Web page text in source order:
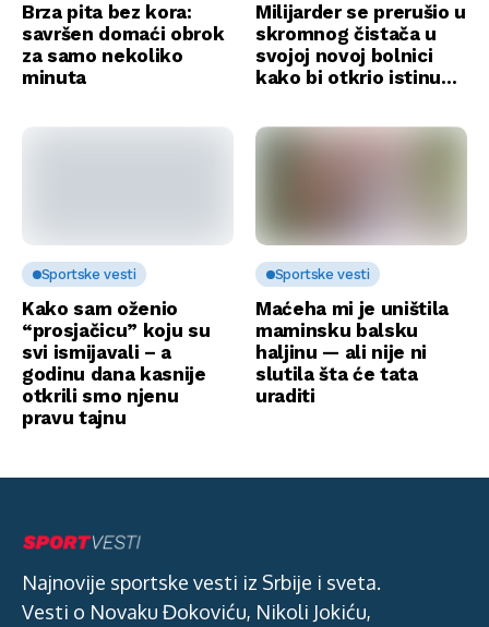
Brza pita bez kora:
savršen domaći obrok
za samo nekoliko
minuta
Milijarder se prerušio u
skromnog čistača u
svojoj novoj bolnici
kako bi otkrio istinu…
Sportske vesti
Kako sam oženio
“prosjačicu” koju su
svi ismijavali – a
godinu dana kasnije
otkrili smo njenu
pravu tajnu
Sportske vesti
Maćeha mi je uništila
maminsku balsku
haljinu — ali nije ni
slutila šta će tata
uraditi
Najnovije sportske vesti iz Srbije i sveta.
Vesti o Novaku Đokoviću, Nikoli Jokiću,